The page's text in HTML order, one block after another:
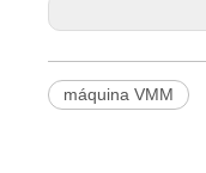
máquina VMM